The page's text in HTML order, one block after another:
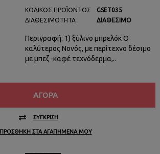
ΚΩΔΙΚΌΣ ΠΡΟΪΌΝΤΟΣ
ΔΙΑΘΕΣΙΜΌΤΗΤΑ
GSET035
ΔΙΑΘΈΣΙΜΟ
Περιγραφή: 1) ξύλινο μπρελόκ Ο
καλύτερος Νονός, με περίτεχνο δέσιμο
με μπεζ -καφέ τεχνόδερμα,..
ΑΓΟΡΆ
ΣΎΓΚΡΙΣΗ
ΠΡΟΣΘΉΚΗ ΣΤΑ ΑΓΑΠΗΜΈΝΑ ΜΟΥ